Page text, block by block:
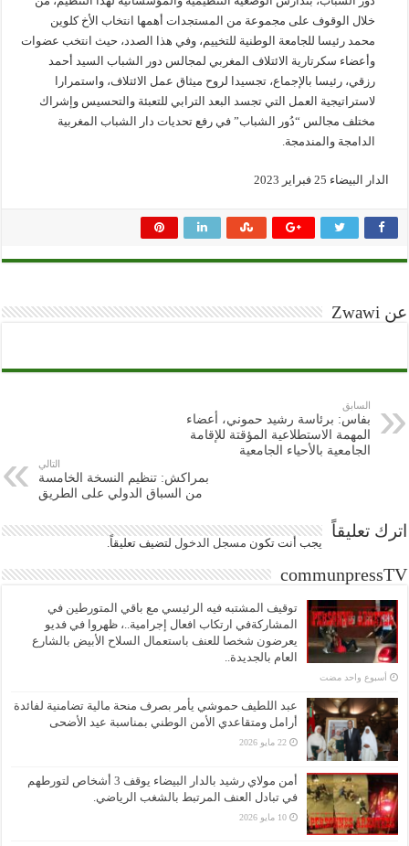
خلال الوقوف على مجموعة من المستجدات أهمها انتخاب الأخ كلوين
محمد رئيسا للجامعة الوطنية للتخييم، وفي هذا الصدد، حيث انتخب عضوات
وأعضاء سكرتارية الائتلاف المغربي لمجالس دور الشباب السيد أحمد
رزقي، رئيسا بالإجماع، تجسيدا لروح ميثاق عمل الائتلاف، واستمرارا
لاستراتيجية العمل التي تجسد البعد الترابي للتعبئة والتحسيس وإشراك
مختلف مجالس “دُور الشباب” في رفع تحديات دار الشباب المغربية
الدامجة والمندمجة.
الدار البيضاء 25 فبراير 2023
عن Zwawi
السابق
بفاس: برئاسة رشيد حموني، أعضاء
المهمة الاستطلاعية المؤقتة للإقامة
الجامعية بالأحياء الجامعية
التالي
بمراكش: تنظيم النسخة الخامسة
من السباق الدولي على الطريق
اترك تعليقاً
يجب أنت تكون مسجل الدخول لتضيف تعليقاً.
communpressTV
توقيف المشتبه فيه الرئيسي مع باقي المتورطين في
المشاركةفي ارتكاب افعال إجرامية..، ظهروا في فديو
يعرضون شخصا للعنف باستعمال السلاح الأبيض بالشارع
العام بالجديدة..
‏أسبوع واحد مضت
عبد اللطيف حموشي يأمر بصرف منحة مالية تضامنية لفائدة
أرامل ومتقاعدي الأمن الوطني بمناسبة عيد الأضحى
22 مايو 2026
أمن مولاي رشيد بالدار البيضاء يوقف 3 أشخاص لتورطهم
في تبادل العنف المرتبط بالشغب الرياضي.
10 مايو 2026